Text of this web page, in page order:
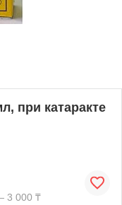
при катаракте
3 000 ₸